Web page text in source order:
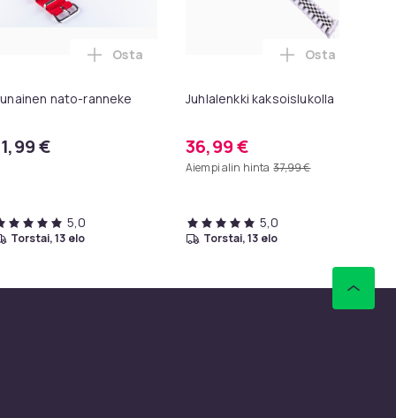
ranneke, kaksiosainen ostoskoriin
nato-ranneke
€
Lisää Punainen nato-ranneke ostoskoriin
Osta
5,0
torstai, 13 elo
Juhlalenkki kaksoislukolla
36,99 €
Aiempi alin hinta 37,99 €
Lisää
Osta
5,0
torstai, 13 elo